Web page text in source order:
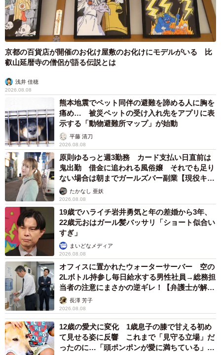
京都の百貨店が開催のお化け屋敷のお化けにモデルがいる 比
叡山延暦寺の僧侶が語る伝説とは
浅井 佳穂
2026.08.08
熊本地震でペット同伴の避難を諦める人に胸を
痛め… 被災ペットの受け入れ先をアプリに表
示する「動物避難所マップ」が始動
平藤 清刀
2026.08.08
原則ゆるっと週3勤務 カード支払い日直前は
鬼出勤 借金に追われる風俗嬢 それでも足り
ない場合は朝までガールズバー副業【現役キャ
ストに取材】
たかなし 亜妖
2026.08.08
19歳でハライチ岩井勇気と年の差婚から3年、
22歳元おはガール髪バッサリ「ショート似合い
すぎ」
まいどなメディア
2026.08.08
オフィスに置かれたウォーターサーバー 空の
2Lボトル持参し毎日給水する男性社員→総務担
当者の注意にまさかの逆ギレ！【弁護士が解
説】長澤 芳子
2026.08.08
12歳の愛犬に変化 1歳息子の膝で甘える初め
て見せる姿に反響 これまで「見守る立場」だ
ったのに…「頭ポンポンが愛に満ちている」